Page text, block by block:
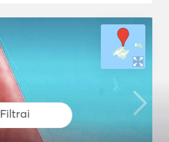
Filtrai